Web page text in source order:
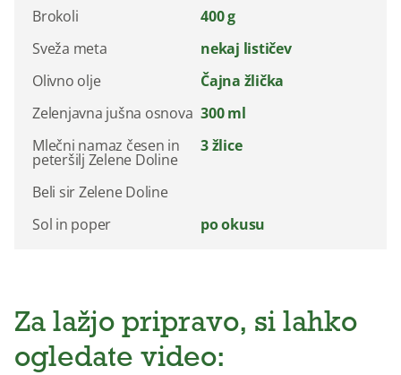
Brokoli
400 g
Sveža meta
nekaj lističev
Olivno olje
Čajna žlička
Zelenjavna jušna osnova 300 ml
Mlečni namaz česen in
peteršilj Zelene Doline
3 žlice
Beli sir Zelene Doline
Sol in poper
po okusu
Za lažjo pripravo, si lahko
ogledate video: